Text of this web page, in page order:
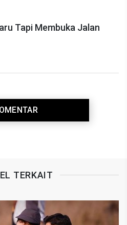
Tapi Membuka Jalan
TERKAIT